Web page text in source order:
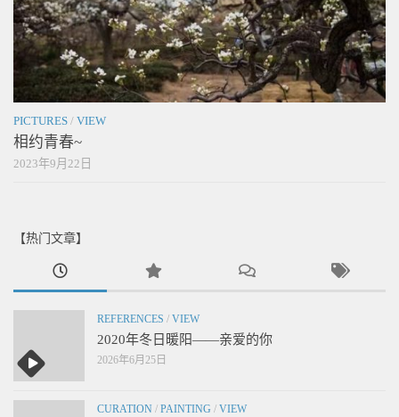
PICTURES / VIEW
相约青春~
2023年9月22日
【热门文章】
REFERENCES / VIEW
2020年冬日暖阳——亲爱的你
2026年6月25日
CURATION / PAINTING / VIEW